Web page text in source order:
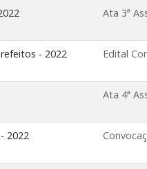
Ata 3ª
- 2022
Edital
Ata 4ª
2022